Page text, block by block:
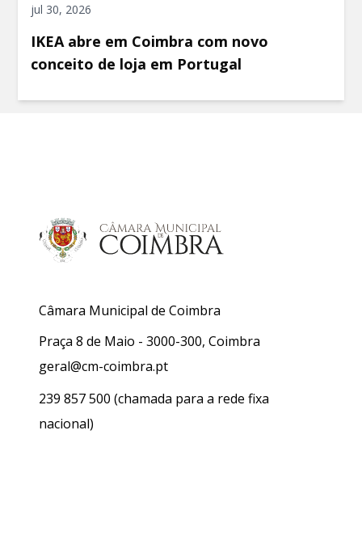
jul 30, 2026
IKEA abre em Coimbra com novo
conceito de loja em Portugal
Câmara Municipal de Coimbra
Praça 8 de Maio - 3000-300, Coimbra
geral@cm-coimbra.pt
239 857 500 (chamada para a rede fixa
nacional)